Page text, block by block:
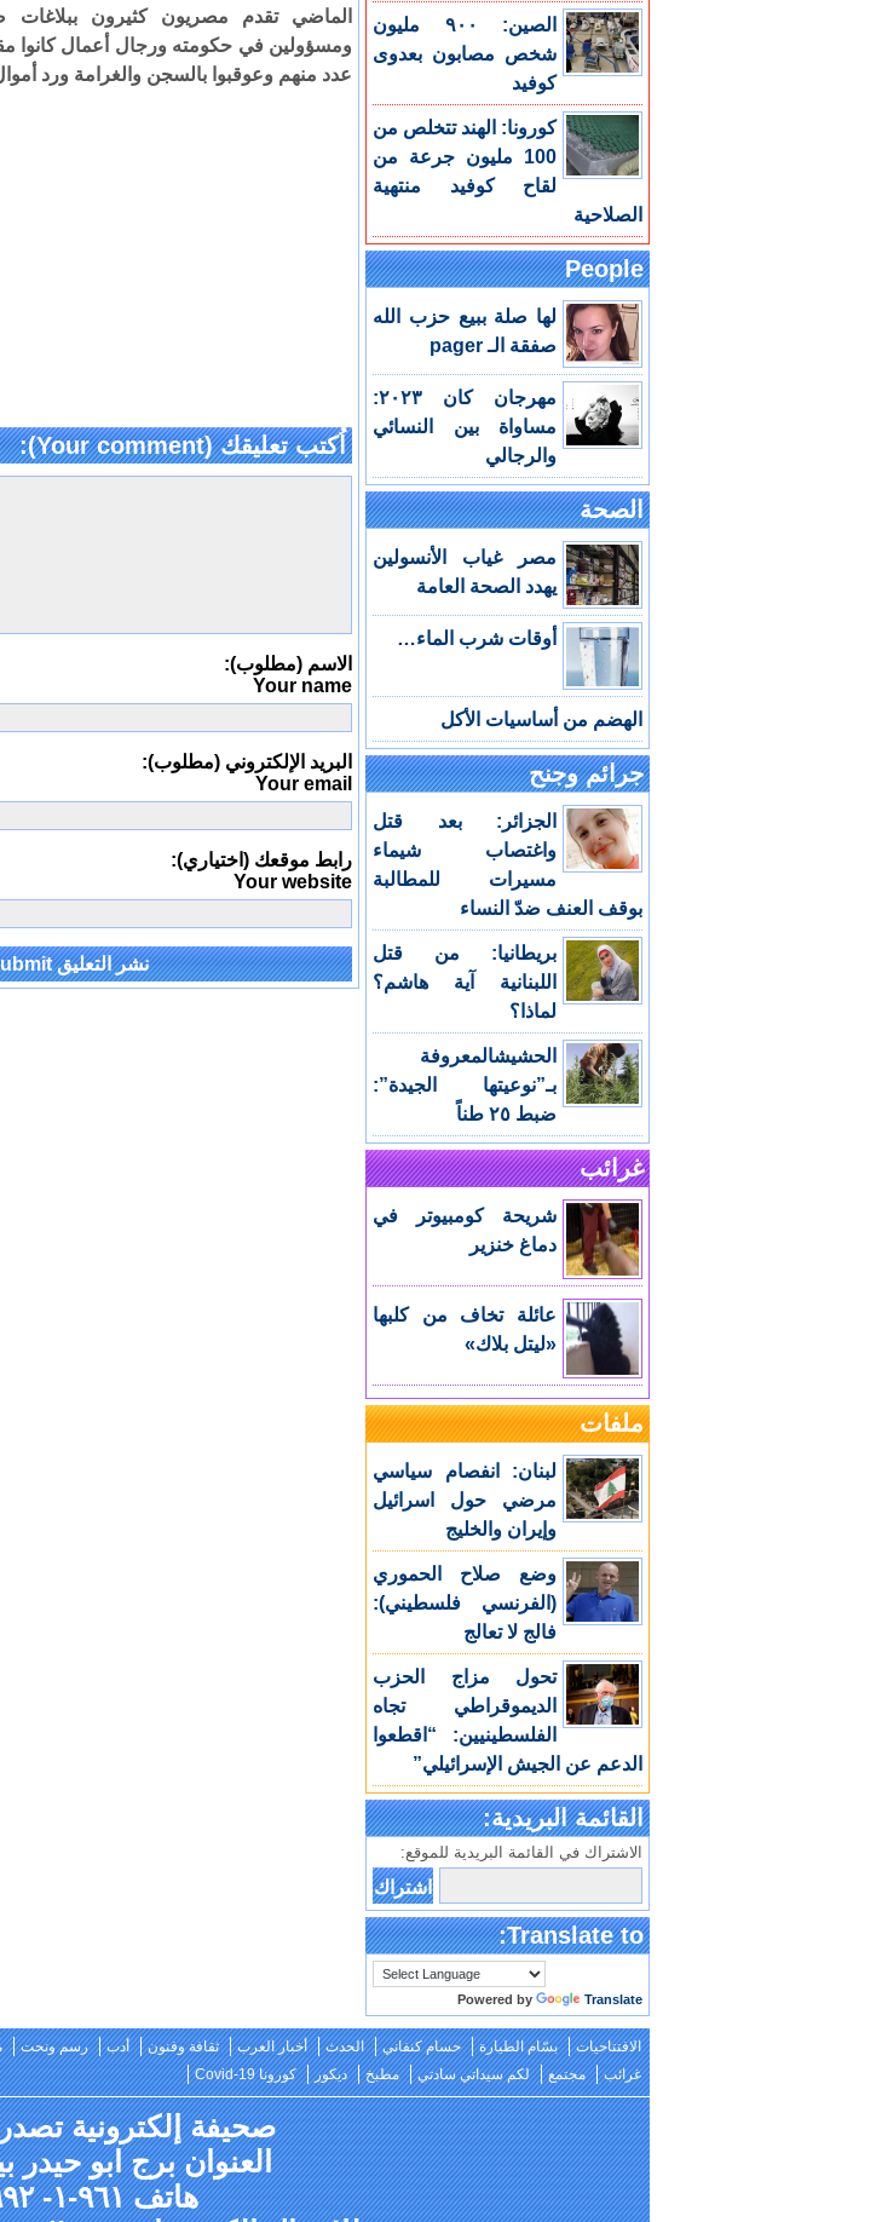
الصين: ٩٠٠ مليون
شخص مصابون بعدوى
كوفيد
كورونا: الهند تتخلص من
100 مليون جرعة من
لقاح كوفيد منتهية
الصلاحية
People
لها صلة ببيع حزب الله
صفقة الـ pager
مهرجان كان ٢٠٢٣:
مساواة بين النسائي
والرجالي
الصحة
مصر غياب الأنسولين
يهدد الصحة العامة
أوقات شرب الماء…
الهضم من أساسيات الأكل
جرائم وجنح
الجزائر: بعد قتل
واغتصاب شيماء
مسيرات للمطالبة
بوقف العنف ضدّ النساء
بريطانيا: من قتل
اللبنانية آية هاشم؟
لماذا؟
الحشيشالمعروفة
بـ”نوعيتها الجيدة”:
ضبط ٢٥ طناً
غرائب
شريحة كومبيوتر في
دماغ خنزير
عائلة تخاف من كلبها
«ليتل بلاك»
ملفات
لبنان: انفصام سياسي
مرضي حول اسرائيل
وإيران والخليج
وضع صلاح الحموري
(الفرنسي فلسطيني):
فالج لا تعالج
تحول مزاج الحزب
الديموقراطي تجاه
الفلسطينيين: “اقطعوا
الدعم عن الجيش الإسرائيلي”
القائمة البريدية:
الاشتراك في القائمة البريدية للموقع:
Translate to:
Powered by Translate
الماضي تقدم مصريون كثيرون ببلاغات
ومسؤولين في حكومته ورجال أعمال كانوا
عدد منهم وعوقبوا بالسجن والغرامة ورد
اُكتب تعليقك (Your comment):
الاسم (مطلوب):
Your name
البريد الإلكتروني (مطلوب):
Your email
رابط موقعك (اختياري):
Your website
Alternative:
الافتتاحيات بسّام الطيارة حسام كنفاني الحدث أخبار العرب ثقافة وفنون أدب رسم ونحت
غرائب
مجتمع لكم سيداتي سادتي مطبخ ديكور كورونا Covid-19
صحيفة إلكترونية
العنوان برج ابو حيدر
هاتف ٩٦١-١- ٣٠٥٩٩٢